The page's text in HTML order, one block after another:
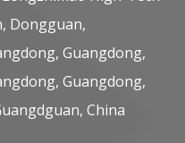
Dongguan,
Guangdong,
Guangdong,
China